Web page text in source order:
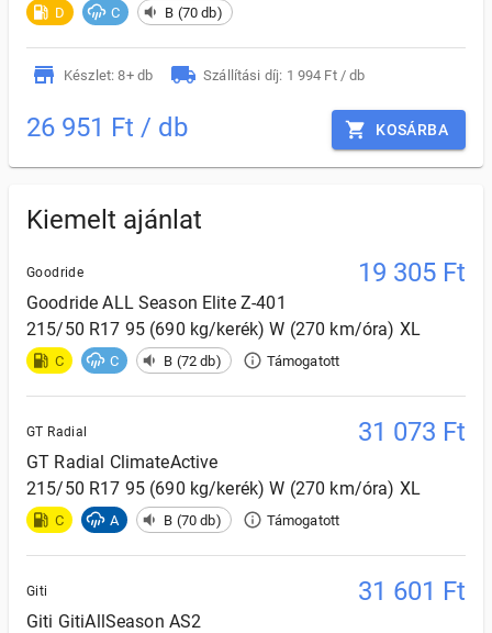
D C B (70 db)
Készlet: 8+ db Szállítási díj: 1 994 Ft / db
26 951 Ft / db KOSÁRBA
Kiemelt ajánlat
Goodride 19 305 Ft
Goodride ALL Season Elite Z-401
215/50 R17 95 (690 kg/kerék) W (270 km/óra) XL
C C B (72 db) Támogatott
GT Radial 31 073 Ft
GT Radial ClimateActive
215/50 R17 95 (690 kg/kerék) W (270 km/óra) XL
C A B (70 db) Támogatott
Giti 31 601 Ft
Giti GitiAllSeason AS2